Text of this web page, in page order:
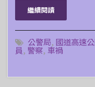
繼續閱讀
公警局, 國道高速
員, 警察, 車禍